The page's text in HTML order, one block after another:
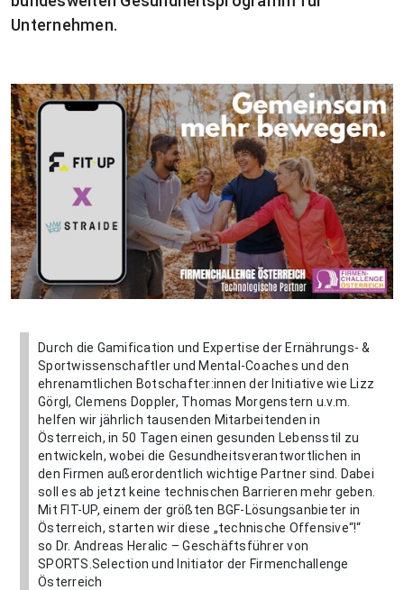
Unternehmen.
Durch die Gamification und Expertise der Ernährungs- &
Sportwissenschaftler und Mental-Coaches und den
ehrenamtlichen Botschafter:innen der Initiative wie Lizz
Görgl, Clemens Doppler, Thomas Morgenstern u.v.m.
helfen wir jährlich tausenden Mitarbeitenden in
Österreich, in 50 Tagen einen gesunden Lebensstil zu
entwickeln, wobei die Gesundheitsverantwortlichen in
den Firmen außerordentlich wichtige Partner sind. Dabei
soll es ab jetzt keine technischen Barrieren mehr geben.
Mit FIT-UP, einem der größten BGF-Lösungsanbieter in
Österreich, starten wir diese „technische Offensive“!“
so Dr. Andreas Heralic – Geschäftsführer von
SPORTS.Selection und Initiator der Firmenchallenge
Österreich